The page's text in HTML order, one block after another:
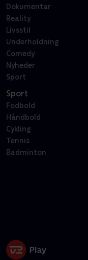
Dokumentar
Reality
Livsstil
Underholdning
Comedy
Nyheder
Sport
Sport
Fodbold
Håndbold
Cykling
Tennis
Badminton